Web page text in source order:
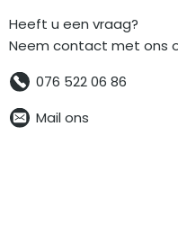
Heeft u een vraag?
Neem contact met ons
076 522 06 86
Mail ons